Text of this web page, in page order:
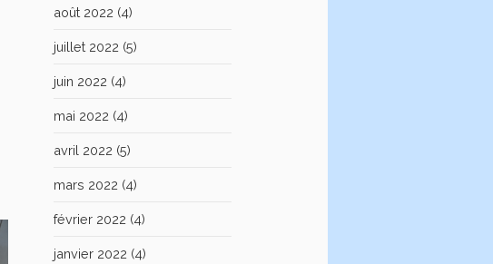
août 2022 (4)
juillet 2022 (5)
juin 2022 (4)
mai 2022 (4)
avril 2022 (5)
mars 2022 (4)
février 2022 (4)
janvier 2022 (4)